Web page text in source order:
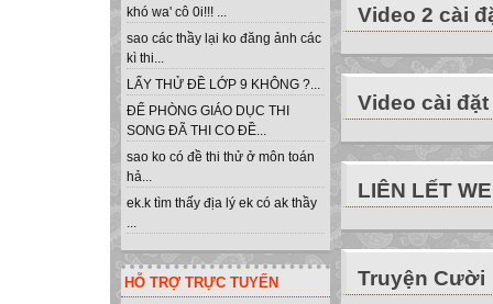
khó wa' cô 0i!!! ...
sao các thầy lại ko đăng ảnh các
kì thi...
LẤY THỬ ĐỀ LỚP 9 KHÔNG ?...
ĐỂ PHÒNG GIÁO DỤC THI
SONG ĐÃ THI CO ĐỀ...
sao ko có đề thi thử ở môn toán
hả...
ek.k tìm thấy địa lý ek có ak thầy
...
HỖ TRỢ TRỰC TUYẾN
Video 2 cài
Video cài đặt
LIÊN LẾT
Truyện Cười